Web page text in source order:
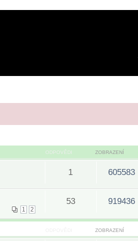
ODPOVĚDI ZOBRAZENÍ
1 605583
1 2
53 919436
ZOBRAZENÍ